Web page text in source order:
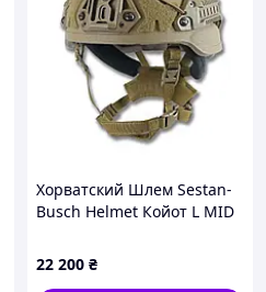
Хорватский Шлем Sestan-
Busch Helmet Койот L MID
22 200 ₴